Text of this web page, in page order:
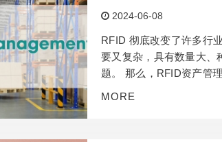
2024-06-08
RFID 彻底改变了许多行
要又复杂，具有数量大、
题。 那么，RFID资产管
MORE